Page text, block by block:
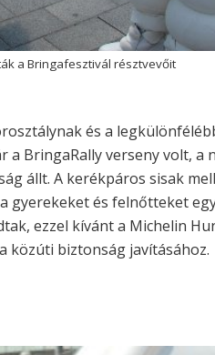
a Bringafesztivál résztvevőit
és a
BringaRally verseny volt, a
állt. A kerékpáros sisak
gyerekeket és felnőtteket
ezzel kívánt a Michelin
közúti biztonság javításához.